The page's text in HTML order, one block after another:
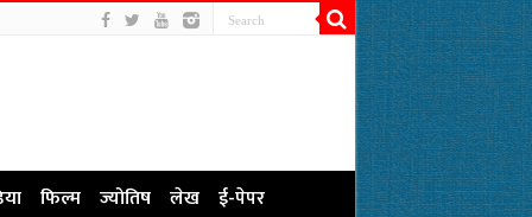
फिल्म ज्योतिष लेख ई-पेपर